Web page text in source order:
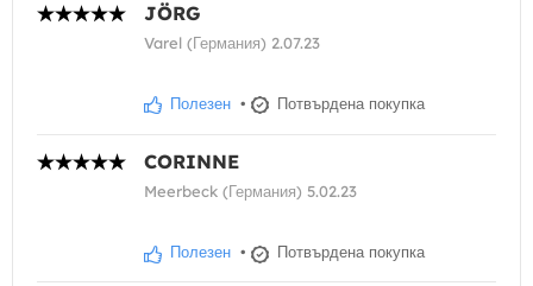
JÖRG
Varel (Германия) 2.07.23
Полезен • Потвърдена покупка
CORINNE
Meerbeck (Германия) 5.02.23
Полезен • Потвърдена покупка